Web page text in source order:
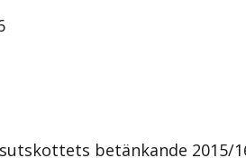
betänkande